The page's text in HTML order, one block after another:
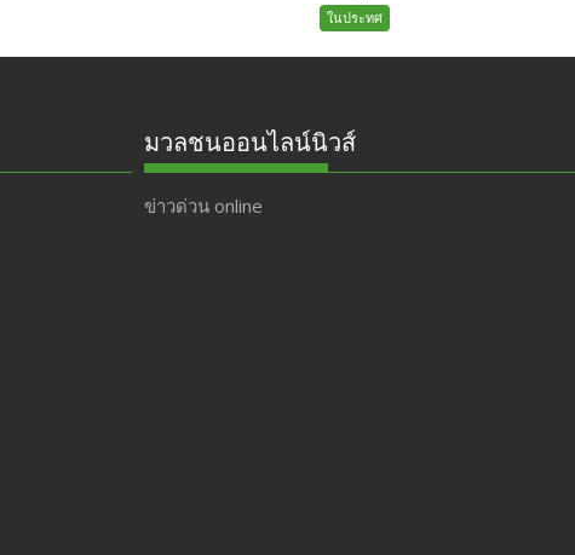
ในประทศ
มวลชนออนไลน์นิวส์
ข่าวด่วน online